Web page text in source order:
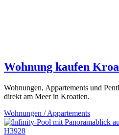
Wohnung kaufen
Wohnungen, Appartements und
direkt am Meer in Kroatien.
Wohnungen / Appartements